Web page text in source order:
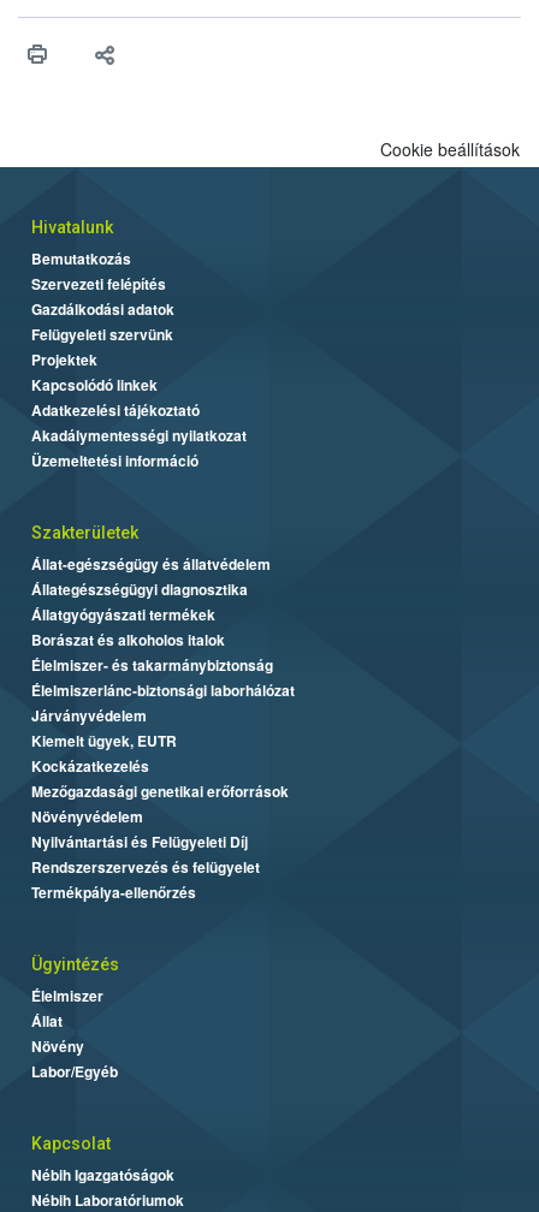
érésű szőlőkben is legyen lehetőség a károsító elleni további
felhasználók számára is elérhető és ökológiai termesztésben is
Cookie beállítások
Hivatalunk
Bemutatkozás
Szervezeti felépítés
Gazdálkodási adatok
Felügyeleti szervünk
Projektek
Kapcsolódó linkek
Adatkezelési tájékoztató
Akadálymentességi nyilatkozat
Üzemeltetési információ
Szakterületek
Állat-egészségügy és állatvédelem
Állategészségügyi diagnosztika
Állatgyógyászati termékek
Borászat és alkoholos italok
Élelmiszer- és takarmánybiztonság
Élelmiszerlánc-biztonsági laborhálózat
Járványvédelem
Kiemelt ügyek, EUTR
Kockázatkezelés
Mezőgazdasági genetikai erőforrások
Növényvédelem
Nyilvántartási és Felügyeleti Díj
Rendszerszervezés és felügyelet
Termékpálya-ellenőrzés
Ügyintézés
Élelmiszer
Állat
Növény
Labor/Egyéb
Kapcsolat
Nébih Igazgatóságok
Nébih Laboratóriumok